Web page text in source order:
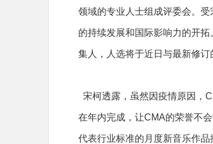
领域的专业人士组成评委会。
的持续发展和国际影响力的开
集人，人选将于近日与最新修订
宋柯透露，虽然因疫情原因，
在年内完成，让CMA的荣誉不
代表行业标准的月度新音乐作